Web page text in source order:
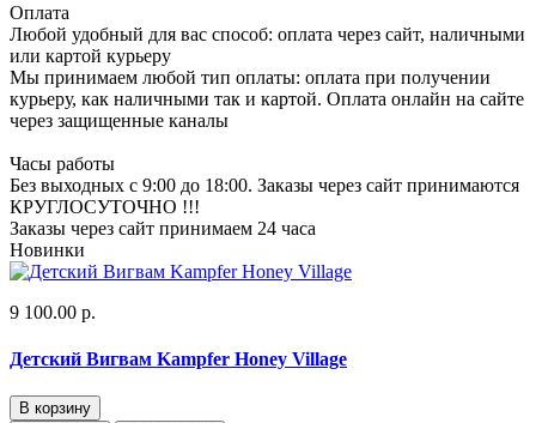
Оплата
Любой удобный для вас способ: оплата через сайт, наличными
или картой курьеру
Мы принимаем любой тип оплаты: оплата при получении
курьеру, как наличными так и картой. Оплата онлайн на сайте
через защищенные каналы
Часы работы
Без выходных с 9:00 до 18:00. Заказы через сайт принимаются
КРУГЛОСУТОЧНО !!!
Заказы через сайт принимаем 24 часа
Новинки
9 100.00 р.
Детский Вигвам Kampfer Honey Village
В корзину